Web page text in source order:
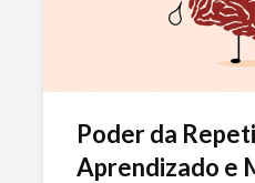
Poder da
Aprendizado e